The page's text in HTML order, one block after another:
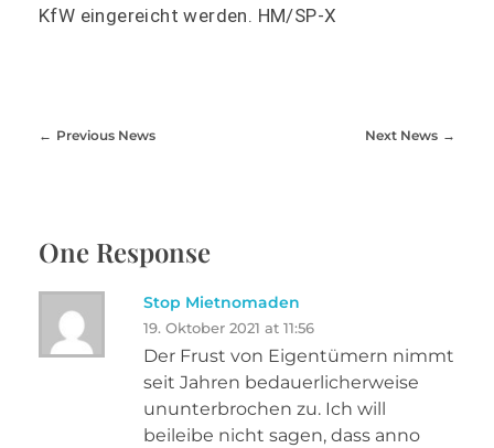
KfW eingereicht werden. HM/SP-X
Previous News Next News
One Response
Stop Mietnomaden
19. Oktober 2021 at 11:56
Der Frust von Eigentümern nimmt
seit Jahren bedauerlicherweise
ununterbrochen zu. Ich will
beileibe nicht sagen, dass anno